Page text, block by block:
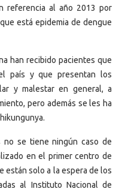
referencia al año 2013 por
está epidemia de dengue
han recibido pacientes que
país y que presentan los
y malestar en general, a
pero además se les ha
no se tiene ningún caso de
en el primer centro de
están solo a la espera de los
al Instituto Nacional de